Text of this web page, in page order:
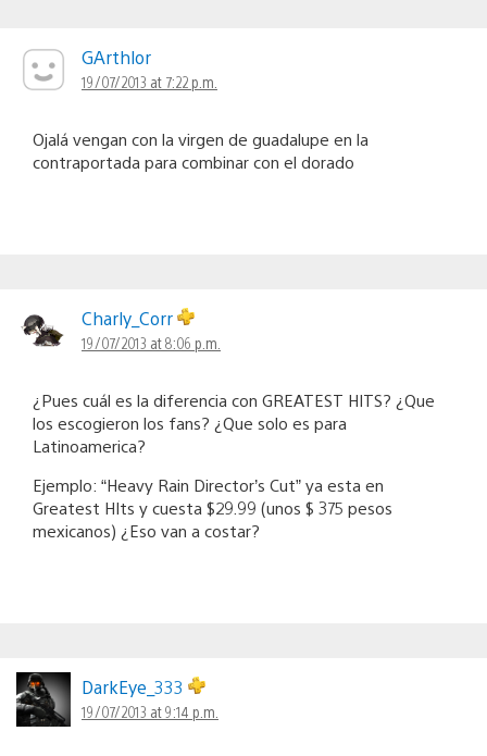
GArthlor
19/07/2013 at 7:22 p.m.
Ojalá vengan con la virgen de guadalupe en la
contraportada para combinar con el dorado
Charly_Corr
19/07/2013 at 8:06 p.m.
¿Pues cuál es la diferencia con GREATEST HITS? ¿Que
los escogieron los fans? ¿Que solo es para
Latinoamerica?
Ejemplo: “Heavy Rain Director’s Cut” ya esta en
Greatest HIts y cuesta $29.99 (unos $ 375 pesos
mexicanos) ¿Eso van a costar?
DarkEye_333
19/07/2013 at 9:14 p.m.